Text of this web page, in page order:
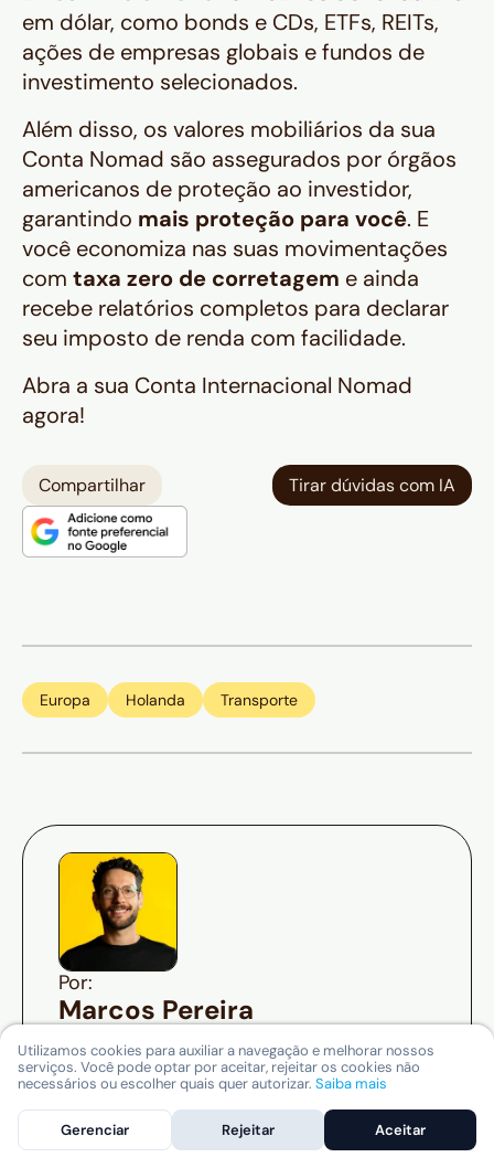
em dólar, como bonds e CDs, ETFs, REITs,
ações de empresas globais e fundos de
investimento selecionados.
Além disso, os valores mobiliários da sua
Conta Nomad são assegurados por órgãos
americanos de proteção ao investidor,
garantindo mais proteção para você. E
você economiza nas suas movimentações
com taxa zero de corretagem e ainda
recebe relatórios completos para declarar
seu imposto de renda com facilidade.
Abra a sua Conta Internacional Nomad
agora!
Compartilhar Tirar dúvidas com IA
Europa Holanda Transporte
Por:
Marcos Pereira
Para Marcos Pereira, cidades são museus a
céu aberto. O seu roteiro ideal começa nas
galerias de um museu e termina em um
restaurante local que ninguém conhece. Na
Utilizamos cookies para auxiliar a navegação e melhorar nossos
serviços. Você pode optar por aceitar, rejeitar os cookies não
necessários ou escolher quais quer autorizar. Saiba mais
Gerenciar Rejeitar Aceitar